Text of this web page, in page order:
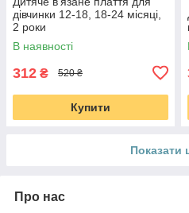
дівчинки 12-18, 18-24 місяці,
2 роки
В наявності
312 ₴ 520 ₴
Купити
Показати
Про нас